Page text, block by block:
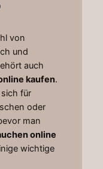
von
und
auch
kaufen.
für
oder
man
online
wichtige